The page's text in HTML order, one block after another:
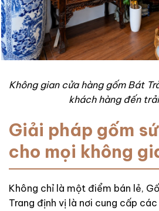
Không gian cửa hàng gốm Bát
khách hàng đến
Giải pháp gốm
cho mọi không
Không chỉ là một điểm bán lẻ,
Trang định vị là nơi cung cấp